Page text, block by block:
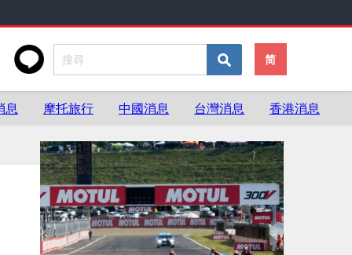
简
息 摩托旅行 中國消息 台灣消息 香港消息